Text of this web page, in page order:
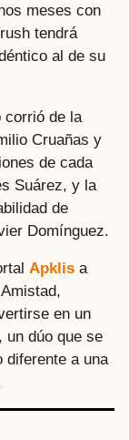
meses con
tendrá
al de su
corrió de la
Cruañas y
de cada
Suárez, y la
de
Domínguez.
Apklis a
en un
un dúo que se
diferente a una